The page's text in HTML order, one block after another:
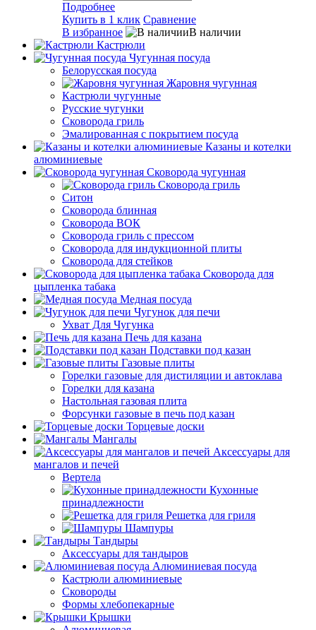
Подробнее
Купить в 1 клик Сравнение
В избранное
В наличии
Кастрюли
Чугунная посуда
Белорусская посуда
Жаровня чугунная
Кастрюли чугунные
Русские чугунки
Сковорода гриль
Эмалированная с покрытием посуда
Казаны и котелки
алюминиевые
Сковорода чугунная
Сковорода гриль
Ситон
Сковорода блинная
Сковорода ВОК
Сковорода гриль с прессом
Сковорода для индукционной плиты
Сковорода для стейков
Сковорода для
цыпленка табака
Медная посуда
Чугунок для печи
Ухват Для Чугунка
Печь для казана
Подставки под казан
Газовые плиты
Горелки газовые для дистиляции и автоклава
Горелки для казана
Настольная газовая плита
Форсунки газовые в печь под казан
Торцевые доски
Мангалы
Аксессуары для
мангалов и печей
Вертела
Кухонные
принадлежности
Решетка для гриля
Шампуры
Тандыры
Аксессуары для тандыров
Алюминиевая посуда
Кастрюли алюминиевые
Сковороды
Формы хлебопекарные
Крышки